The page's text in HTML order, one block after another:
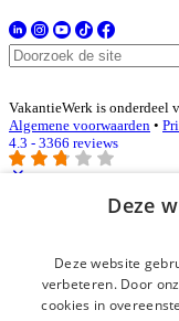
VakantieWerk is onderdeel
Algemene voorwaarden •
4.3 - 3366 reviews
E-mail*
Wachtwoord
Deze
Deze website
verbeteren. Door
cookies in